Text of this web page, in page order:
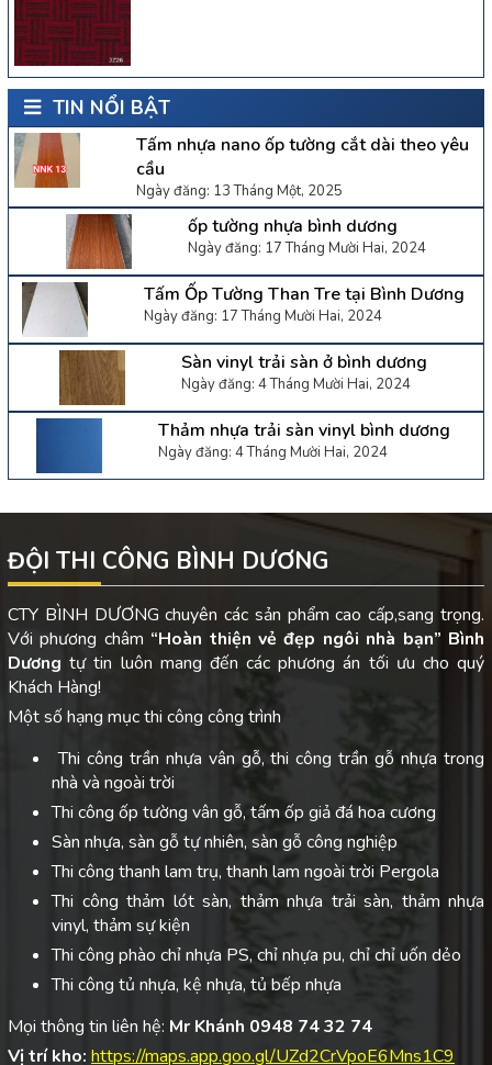
TIN NỔI BẬT
Tấm nhựa nano ốp tường cắt dài theo yêu
cầu
Ngày đăng: 13 Tháng Một, 2025
ốp tường nhựa bình dương
Ngày đăng: 17 Tháng Mười Hai, 2024
Tấm Ốp Tường Than Tre tại Bình Dương
Ngày đăng: 17 Tháng Mười Hai, 2024
Sàn vinyl trải sàn ở bình dương
Ngày đăng: 4 Tháng Mười Hai, 2024
Thảm nhựa trải sàn vinyl bình dương
Ngày đăng: 4 Tháng Mười Hai, 2024
ĐỘI THI CÔNG BÌNH DƯƠNG
CTY BÌNH DƯƠNG chuyên các sản phẩm cao cấp,sang trọng.
Với phương châm “Hoàn thiện vẻ đẹp ngôi nhà bạn” Bình
Dươngtự tin luôn mang đến các phương án tối ưu cho quý
Khách Hàng!
Một số hạng mục thi công công trình
Thi công trần nhựa vân gỗ, thi công trần gỗ nhựa trong
nhà và ngoài trời
Thi công ốp tường vân gỗ, tấm ốp giả đá hoa cương
Sàn nhựa, sàn gỗ tự nhiên, sàn gỗ công nghiệp
Thi công thanh lam trụ, thanh lam ngoài trời Pergola
Thi công thảm lót sàn, thảm nhựa trải sàn, thảm nhựa
vinyl, thảm sự kiện
Thi công phào chỉ nhựa PS, chỉ nhựa pu, chỉ chỉ uốn dẻo
Thi công tủ nhựa, kệ nhựa, tủ bếp nhựa
Mọi thông tin liên hệ: Mr Khánh 0948 74 32 74
Vị trí kho: https://maps.app.goo.gl/UZd2CrVpoE6Mns1C9